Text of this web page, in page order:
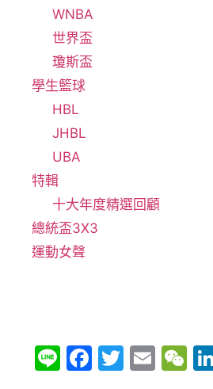
WNBA
世界盃
瓊斯盃
學生籃球
HBL
JHBL
UBA
特輯
十大年度精選回顧
總統盃3X3
運動女聲
Li F
T
E
W